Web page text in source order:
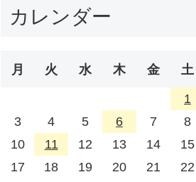
カレンダー
月 火 水 木 金 土
1
3
4 5 6 7 8
10
11 12 13 14 15
17
18 19 20 21 22